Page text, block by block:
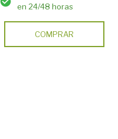
en 24/48 horas
COMPRAR